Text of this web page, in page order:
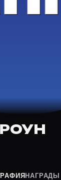
Броун?
Биография
movie-
НАГРАДЫ